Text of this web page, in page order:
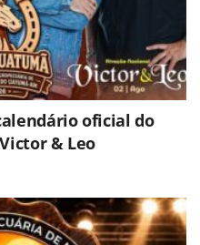
oficial do
& Leo